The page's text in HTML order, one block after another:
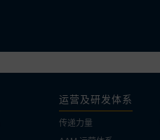
运营及研发体系
传递力量